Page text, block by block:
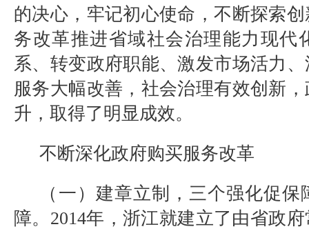
的决心，牢记初心使命，不断探索
务改革推进省域社会治理能力现代
系、转变政府职能、激发市场活力
服务大幅改善，社会治理有效创新
升，取得了明显成效。
不断深化政府购买服务改革
（一）建章立制，三个强化促保
障。 2014年，浙江就建立了由省政